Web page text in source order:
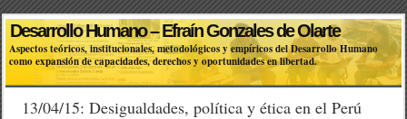
Desarrollo Humano – Efraín Gonzales de Olarte
Aspectos teóricos, institucionales, metodológicos y empíricos del Desarrollo Humano
como expansión de capacidades, derechos y oportunidades en libertad.
13/04/15: Desigualdades, política y ética en el Perú